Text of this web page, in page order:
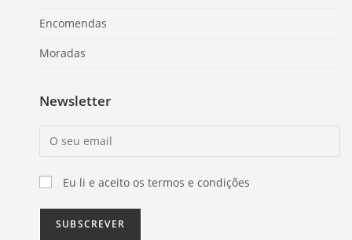
Encomendas
Moradas
Newsletter
Eu li e aceito os termos e condições